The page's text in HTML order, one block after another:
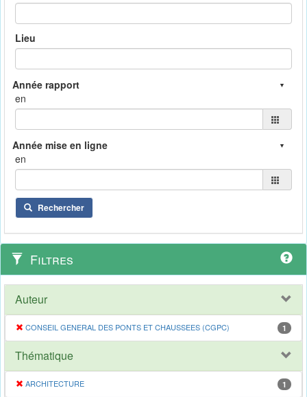
Lieu
en
en
Rechercher
Filtres
Auteur
CONSEIL GENERAL DES PONTS ET CHAUSSEES (CGPC) 1
Thématique
ARCHITECTURE 1